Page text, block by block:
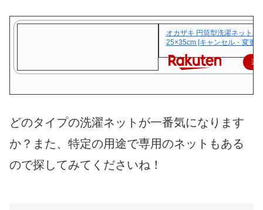
オカザキ 円筒型洗濯ネット 細
25×35cm [キャンセル・変更
楽
どのタイプの洗濯ネットが一番気になります
か？また、特定の用途で専用のネットもある
ので探してみてくださいね！